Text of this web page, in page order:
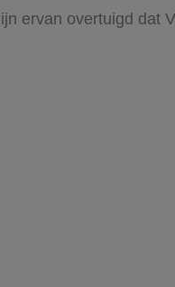
ervan overtuigd dat